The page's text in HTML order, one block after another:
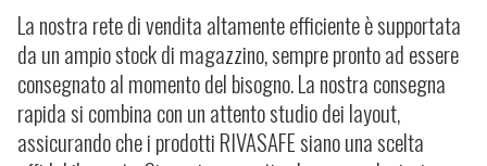
La nostra rete di vendita altamente efficiente è supportata
da un ampio stock di magazzino, sempre pronto ad essere
consegnato al momento del bisogno. La nostra consegna
rapida si combina con un attento studio dei layout,
assicurando che i prodotti RIVASAFE siano una scelta